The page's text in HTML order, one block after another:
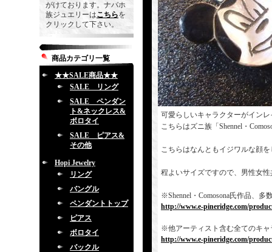
がけております。ナバホ
族ジュエリーはこちらを
クリックして下さい。
商品カテゴリ一覧
★★SALE商品★★
SALE リング
SALE ペンダン
ト&ネックレス&
ボロタイ
SALE ピアス&
その他
Hopi Jewelry
リング
バングル
ペンダントトップ
ピアス
ボロタイ
バックル
可愛らしいキャラクターがイン
こちらはズニ族「Shennel・
こちらはなんともイジワルな顔
程よいサイズですので、男性女
※Shennel・Comosona氏作品、
http://www.e-pineridge.com/
※他アーティスト含む全てのキ
http://www.e-pineridge.com/